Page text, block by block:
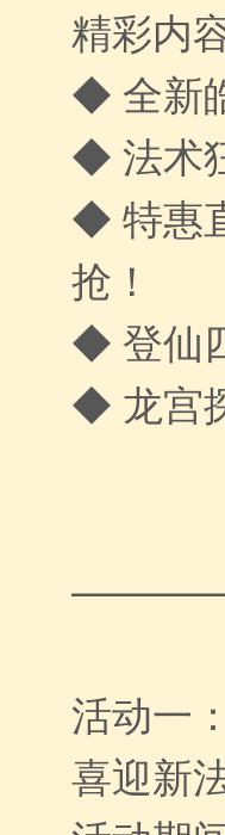
精彩内
◆ 全新
◆ 法术
◆ 特惠
抢！
◆ 登仙
◆ 龙宫
————
活动一
喜迎新